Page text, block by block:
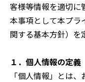
客様等情報を適切に
本事項として本プラ
関する基本方針）を
１．個人情報の定義
「個人情報」とは